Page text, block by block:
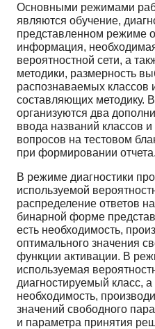
Основными режимами
являются обучение,
представленном режиме
информация,
вероятностной сети, а
методики, размерность
распознаваемых классов
составляющих методику.
организуются два
ввода названий классов
вопросов на тестовом
при формировании отчета.
В режиме диагностики
используемой
распределение ответов
бинарной форме
есть необходимость,
оптимального значения
функции активации. В
используемая
диагностируемый класс,
необходимость,
значений свободного
и параметра принятия